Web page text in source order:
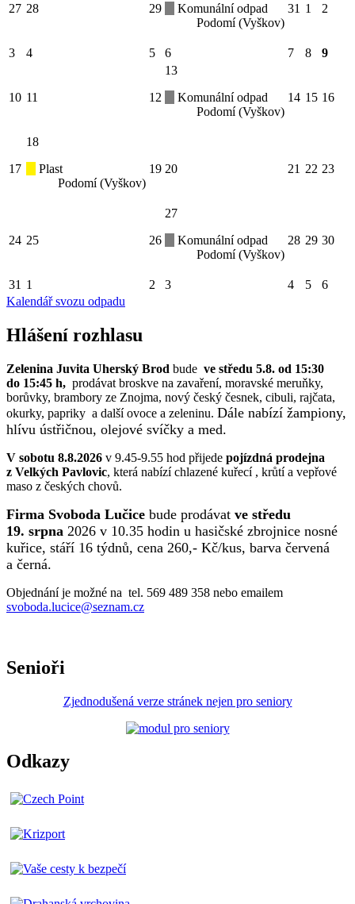
27 28 29
Komunální odpad
Podomí (Vyškov)
31 1 2
3 4 5 6 7 8 9
10 11 12
13
Komunální odpad
Podomí (Vyškov)
14 15 16
17
18
Plast
Podomí (Vyškov)
19 20 21 22 23
24 25 26
27
Komunální odpad
Podomí (Vyškov)
28 29 30
31 1 2 3 4 5
6
Kalendář svozu odpadu
Hlášení rozhlasu
Zelenina Juvita Uherský Brod bude ve středu 5.8. od 15:30
do 15:45 h, prodávat broskve na zavaření, moravské meruňky,
borůvky, brambory ze Znojma, nový český česnek, cibuli, rajčata,
okurky, papriky a další ovoce a zeleninu. Dále nabízí žampiony,
hlívu ústřičnou, olejové svíčky a med.
V sobotu 8.8.2026 v 9.45-9.55 hod přijede pojízdná prodejna
z Velkých Pavlovic, která nabízí chlazené kuřecí , krůtí a vepřové
maso z českých chovů.
Firma Svoboda Lučice bude prodávat ve středu
19. srpna 2026 v 10.35 hodin u hasičské zbrojnice nosné
kuřice, stáří 16 týdnů, cena 260,- Kč/kus, barva červená
a černá.
Objednání je možné na tel. 569 489 358 nebo emailem
svoboda.lucice@seznam.cz
Senioři
Zjednodušená verze stránek nejen pro seniory
Odkazy